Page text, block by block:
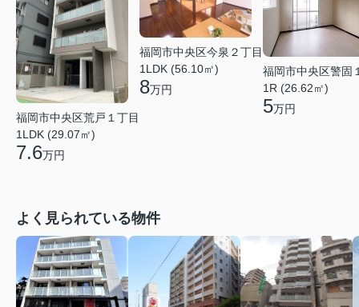
福岡市中央区荒戸１丁目
1LDK (29.07㎡)
7.6万円
福岡市中央区今泉２丁目
1LDK (56.10㎡)
8万円
福岡市中央区警固
1R (26.62㎡)
5万円
よく見られている物件